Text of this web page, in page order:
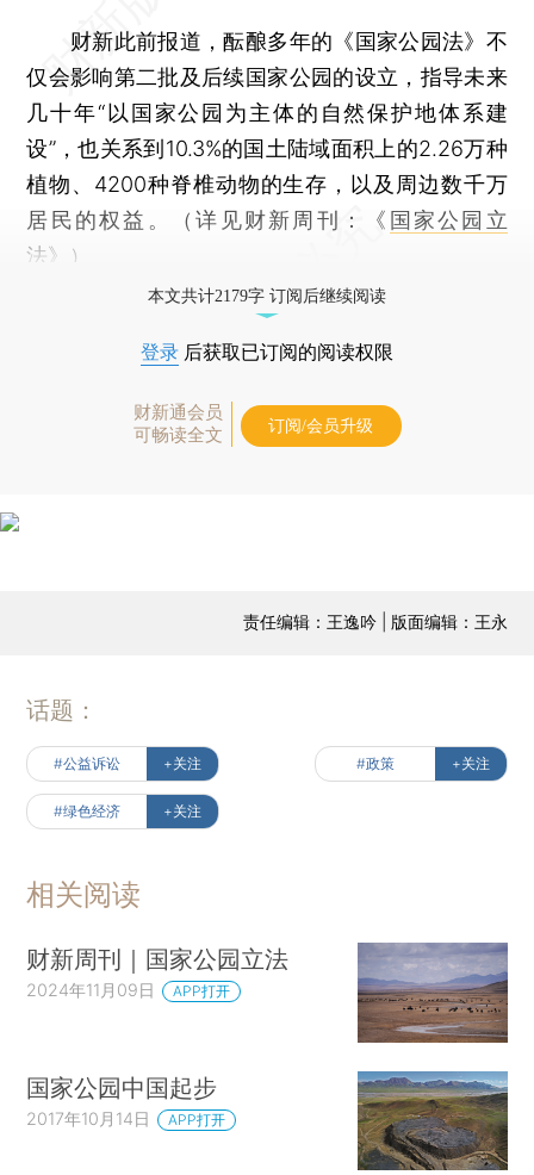
财新此前报道，酝酿多年的《国家公园法》不
仅会影响第二批及后续国家公园的设立，指导未来
几十年“以国家公园为主体的自然保护地体系建
设”，也关系到10.3%的国土陆域面积上的2.26万种
植物、4200种脊椎动物的生存，以及周边数千万
居民的权益。（详见财新周刊：《 国家公园立
法》）
本文共计2179字 订阅后继续阅读
登录 后获取已订阅的阅读权限
财新通会员
可畅读全文
订阅/会员升级
责任编辑：王逸吟 | 版面编辑：王永
话题：
#公益诉讼 +关注 #政策 +关注
#绿色经济 +关注
相关阅读
财新周刊｜国家公园立法
2024年11月09日 APP打开
国家公园中国起步
2017年10月14日 APP打开